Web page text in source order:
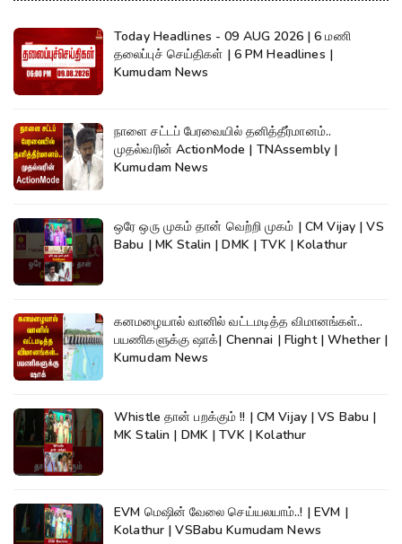
Today Headlines - 09 AUG 2026 | 6 மணி
தலைப்புச் செய்திகள் | 6 PM Headlines |
Kumudam News
நாளை சட்டப் பேரவையில் தனித்தீர்மானம்..
முதல்வரின் ActionMode | TNAssembly |
Kumudam News
ஒரே ஒரு முகம் தான் வெற்றி முகம் | CM Vijay | VS
Babu | MK Stalin | DMK | TVK | Kolathur
கனமழையால் வானில் வட்டமடித்த விமானங்கள்..
பயணிகளுக்கு ஷாக்| Chennai | Flight | Whether |
Kumudam News
Whistle தான் பறக்கும் !! | CM Vijay | VS Babu |
MK Stalin | DMK | TVK | Kolathur
EVM மெஷின் வேலை செய்யலயாம்..! | EVM |
Kolathur | VSBabu Kumudam News